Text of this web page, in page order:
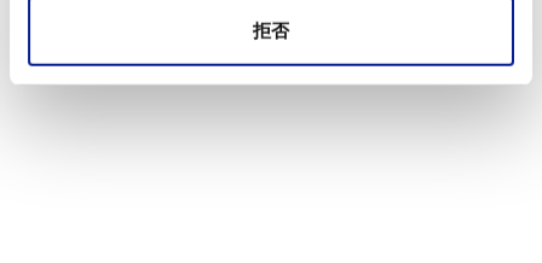
拒否